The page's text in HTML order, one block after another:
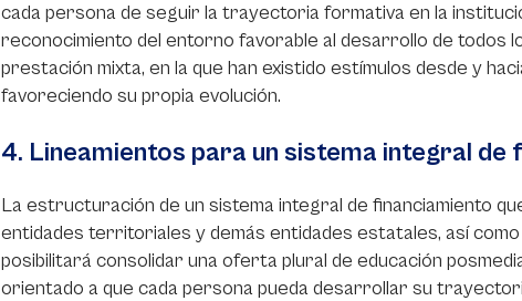
cada persona de seguir la trayectoria formativa en la
reconocimiento del entorno favorable al desarrollo de todos
prestación mixta, en la que han existido estímulos desde y
favoreciendo su propia evolución.
4. Lineamientos para un sistema integral de
La estructuración de un sistema integral de financiamiento
entidades territoriales y demás entidades estatales, así
posibilitará consolidar una oferta plural de educación
orientado a que cada persona pueda desarrollar su